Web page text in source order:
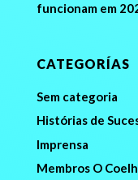
funcionam em
CATEGORÍAS
Sem categoria
Histórias de
Imprensa
Membros O